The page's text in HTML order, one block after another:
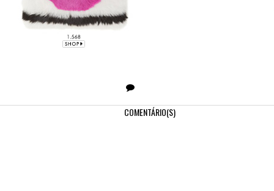
COMENTÁRIO(S)